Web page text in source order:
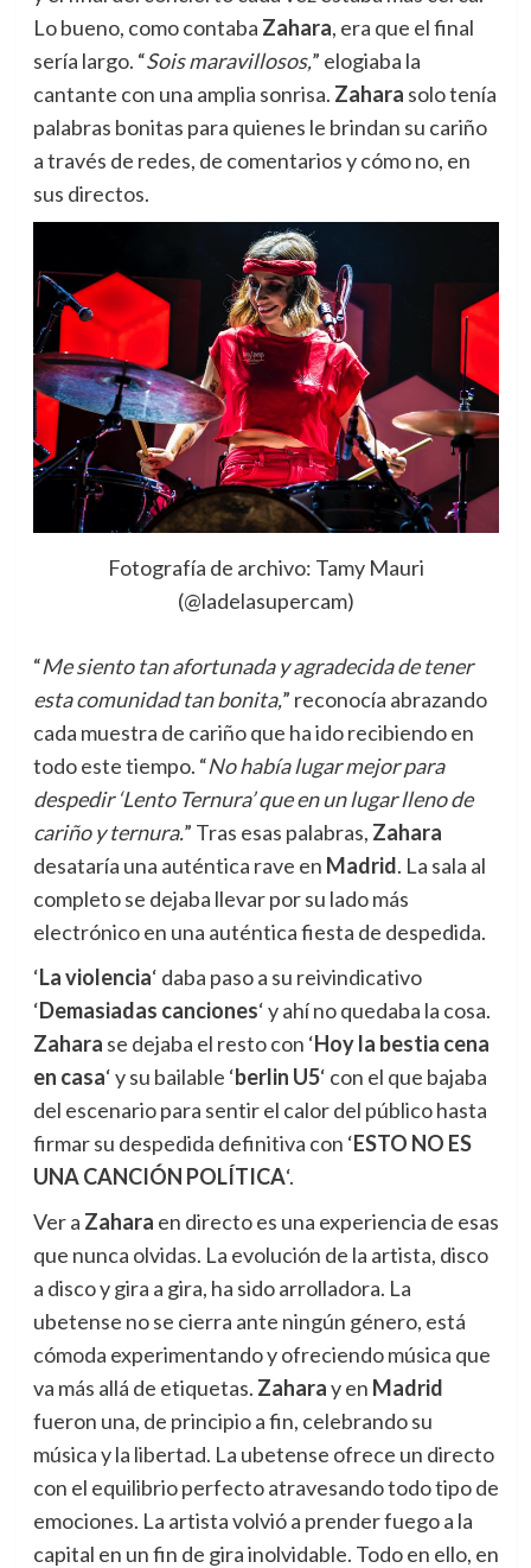
Lo bueno, como contaba Zahara, era que el final
sería largo. “Sois maravillosos,” elogiaba la
cantante con una amplia sonrisa. Zahara solo tenía
palabras bonitas para quienes le brindan su cariño
a través de redes, de comentarios y cómo no, en
sus directos.
Fotografía de archivo: Tamy Mauri
(@ladelasupercam)
“Me siento tan afortunada y agradecida de tener
esta comunidad tan bonita,” reconocía abrazando
cada muestra de cariño que ha ido recibiendo en
todo este tiempo. “No había lugar mejor para
despedir ‘Lento Ternura’ que en un lugar lleno de
cariño y ternura.” Tras esas palabras, Zahara
desataría una auténtica rave en Madrid. La sala al
completo se dejaba llevar por su lado más
electrónico en una auténtica fiesta de despedida.
‘La violencia‘ daba paso a su reivindicativo
‘Demasiadas canciones‘ y ahí no quedaba la cosa.
Zahara se dejaba el resto con ‘Hoy la bestia cena
en casa‘ y su bailable ‘berlin U5‘ con el que bajaba
del escenario para sentir el calor del público hasta
firmar su despedida definitiva con ‘ESTO NO ES
UNA CANCIÓN POLÍTICA‘.
Ver a Zahara en directo es una experiencia de esas
que nunca olvidas. La evolución de la artista, disco
a disco y gira a gira, ha sido arrolladora. La
ubetense no se cierra ante ningún género, está
cómoda experimentando y ofreciendo música que
va más allá de etiquetas. Zaharay en Madrid
fueron una, de principio a fin, celebrando su
música y la libertad. La ubetense ofrece un directo
con el equilibrio perfecto atravesando todo tipo de
emociones. La artista volvió a prender fuego a la
capital en un fin de gira inolvidable. Todo en ello, en